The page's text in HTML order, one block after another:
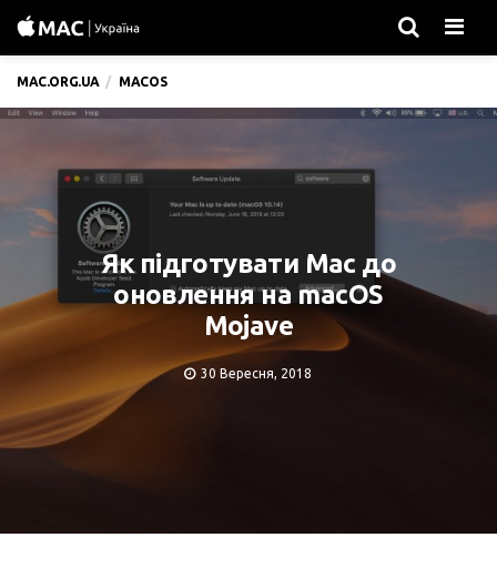
MAC.ORG.UA MACOS
Як підготувати Mac до
оновлення на macOS
Mojave
30 Вересня, 2018